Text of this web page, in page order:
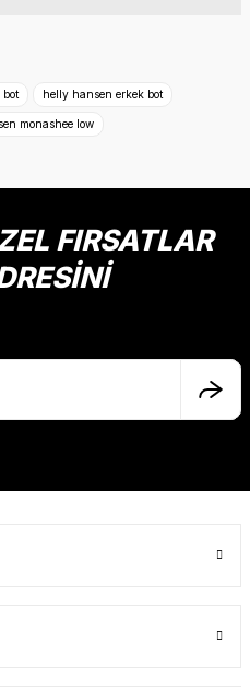
öneri formunu
ederiz.
görüntülenemiyor.
bulunuyor.
pahalı.
olmalı.
bot helly hansen erkek bot
monashee low
FIRSATLAR